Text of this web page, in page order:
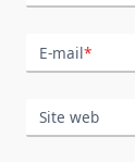
E-mail*
Site web